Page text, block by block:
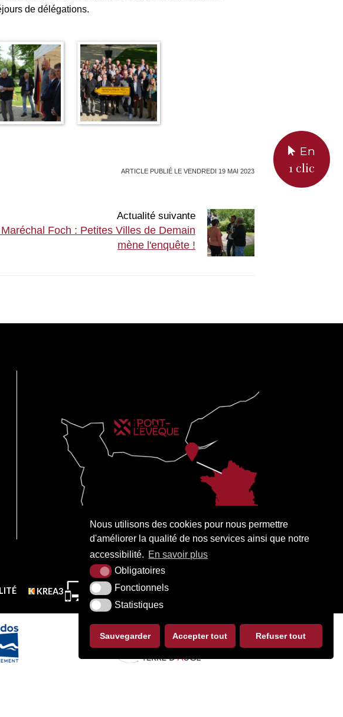
Nous utilisons des cookies pour nous permettre
d'améliorer la qualité de nos services ainsi que notre
accessibilité. En savoir plus
Obligatoires
Fonctionnels
Statistiques
Sauvegarder Accepter tout Refuser tout
En
1 clic
de délégations.
ARTICLE PUBLIÉ LE VENDREDI 19 MAI 2023
Actualité suivante
Foch : Petites Villes de Demain
mène l'enquête !
sur
KREA3